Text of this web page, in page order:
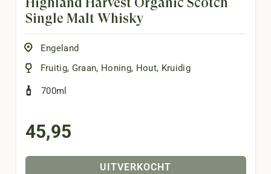
Single Malt Whisky
Engeland
Fruitig, Graan, Honing, Hout, Kruidig
700ml
45,95
UITVERKOCHT